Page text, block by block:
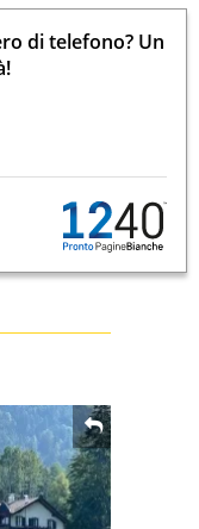
di telefono? Un